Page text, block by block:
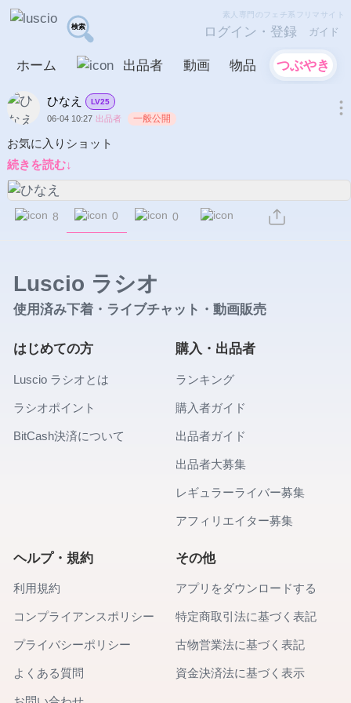
ホーム 出品者 動画 物品 つぶやき
素人専門のフェチ系フリマサイト
ログイン・登録 ガイド
ひなえ LV25
06-04 10:27 出品者 一般公開
お気に入りショット
続きを読む↓
8 0 0
Luscio ラシオ
使用済み下着・ライブチャット・動画販売
はじめての方
Luscio ラシオとは
ラシオポイント
BitCash決済について
購入・出品者
ランキング
購入者ガイド
出品者ガイド
出品者大募集
レギュラーライバー募集
アフィリエイター募集
ヘルプ・規約
利用規約
コンプライアンスポリシー
プライバシーポリシー
よくある質問
その他
アプリをダウンロードする
特定商取引法に基づく表記
古物営業法に基づく表記
資金決済法に基づく表示